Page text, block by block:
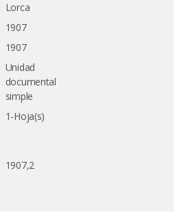
Lorca
1907
1907
Unidad
documental
simple
1-Hoja(s)
1907,2